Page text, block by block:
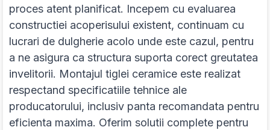
proces atent planificat. Incepem cu evaluarea
constructiei acoperisului existent, continuam cu
lucrari de dulgherie acolo unde este cazul, pentru
a ne asigura ca structura suporta corect greutatea
invelitorii. Montajul tiglei ceramice este realizat
respectand specificatiile tehnice ale
producatorului, inclusiv panta recomandata pentru
eficienta maxima. Oferim solutii complete pentru